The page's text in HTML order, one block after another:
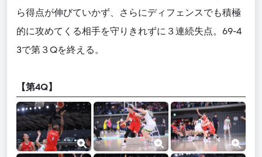
ら得点が伸びていかず、さらにディフェンスでも積極
的に攻めてくる相手を守りきれずに３連続失点。69-4
3で第３Qを終える。
【第4Q】